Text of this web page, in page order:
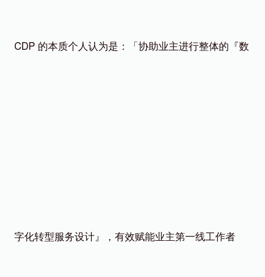
CDP 的本质个人认为是：「协助业主进行整体的『数
字化转型服务设计』，有效赋能业主第一线工作者